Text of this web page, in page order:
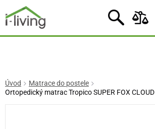
Úvod
Matrace do postele
Ortopedický matrac Tropico SUPER FOX CLOUD